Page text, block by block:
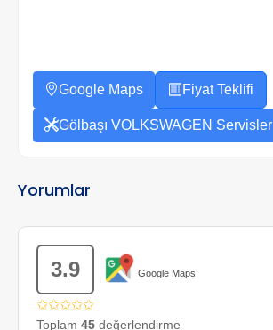
Google Maps Fiyat Teklifi
Gölbaşı VOLKSWAGEN Servisler
Yorumlar
3.9 Google Maps
✩✩✩✩✩
Toplam 45 değerlendirme